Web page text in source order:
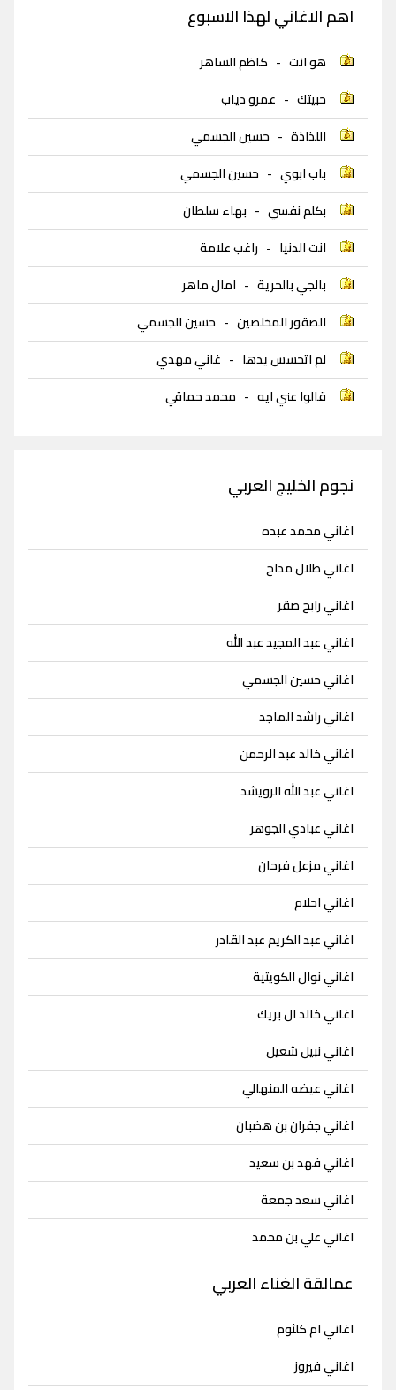
اهم الاغاني لهذا الاسبوع
هو انت - كاظم الساهر
حبيتك - عمرو دياب
اللذاذة - حسين الجسمي
باب ابوي - حسين الجسمي
بكلم نفسي - بهاء سلطان
انت الدنيا - راغب علامة
بالجي بالحرية - امال ماهر
الصقور المخلصين - حسين الجسمي
لم اتحسس يدها - غاني مهدي
قالوا عني ايه - محمد حماقي
نجوم الخليج العربي
اغاني محمد عبده
اغاني طلال مداح
اغاني رابح صقر
اغاني عبد المجيد عبد الله
اغاني حسين الجسمي
اغاني راشد الماجد
اغاني خالد عبد الرحمن
اغاني عبد الله الرويشد
اغاني عبادي الجوهر
اغاني مزعل فرحان
اغاني احلام
اغاني عبد الكريم عبد القادر
اغاني نوال الكويتية
اغاني خالد ال بريك
اغاني نبيل شعيل
اغاني عيضه المنهالي
اغاني جفران بن هضبان
اغاني فهد بن سعيد
اغاني سعد جمعة
اغاني علي بن محمد
عمالقة الغناء العربي
اغاني ام كلثوم
اغاني فيروز